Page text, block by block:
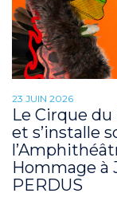
23 JUIN 2026
Le Cirque
et s’installe
Hommage à
PERDUS